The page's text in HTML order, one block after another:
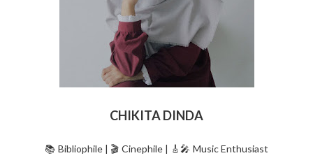
CHIKITA DINDA
📚 Bibliophile | 🎬 Cinephile | 🎸🎤 Music Enthusiast